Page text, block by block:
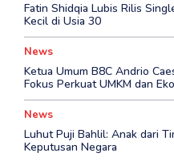
Fatin Shidqia Lubis Rilis
Kecil di Usia 30
News
Ketua Umum B8C Andrio
Fokus Perkuat UMKM dan
News
Luhut Puji Bahlil: Anak dari
Keputusan Negara